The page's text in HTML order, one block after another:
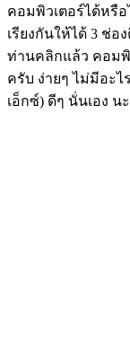
คอมพิวเตอร์ได้หรื
เรียงกันให้ได้ 3 ช่อ
ท่านคลิกแล้ว คอมพิ
ครับ ง่ายๆ ไม่มีอะไ
เอ็กซ์) ดีๆ นั่นเอง น